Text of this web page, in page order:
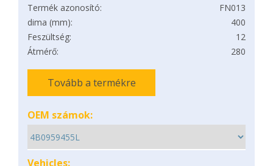
Termék azonosító:
FN013
dima (mm):
400
Feszültség:
12
Átmérő:
280
Tovább a termékre
OEM számok:
Vehicles: